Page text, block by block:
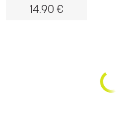
14.90 €